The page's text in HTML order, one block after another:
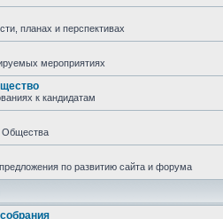
планах и перспективах
мероприятиях
к кандидатам
Общества
по развитию сайта и форума